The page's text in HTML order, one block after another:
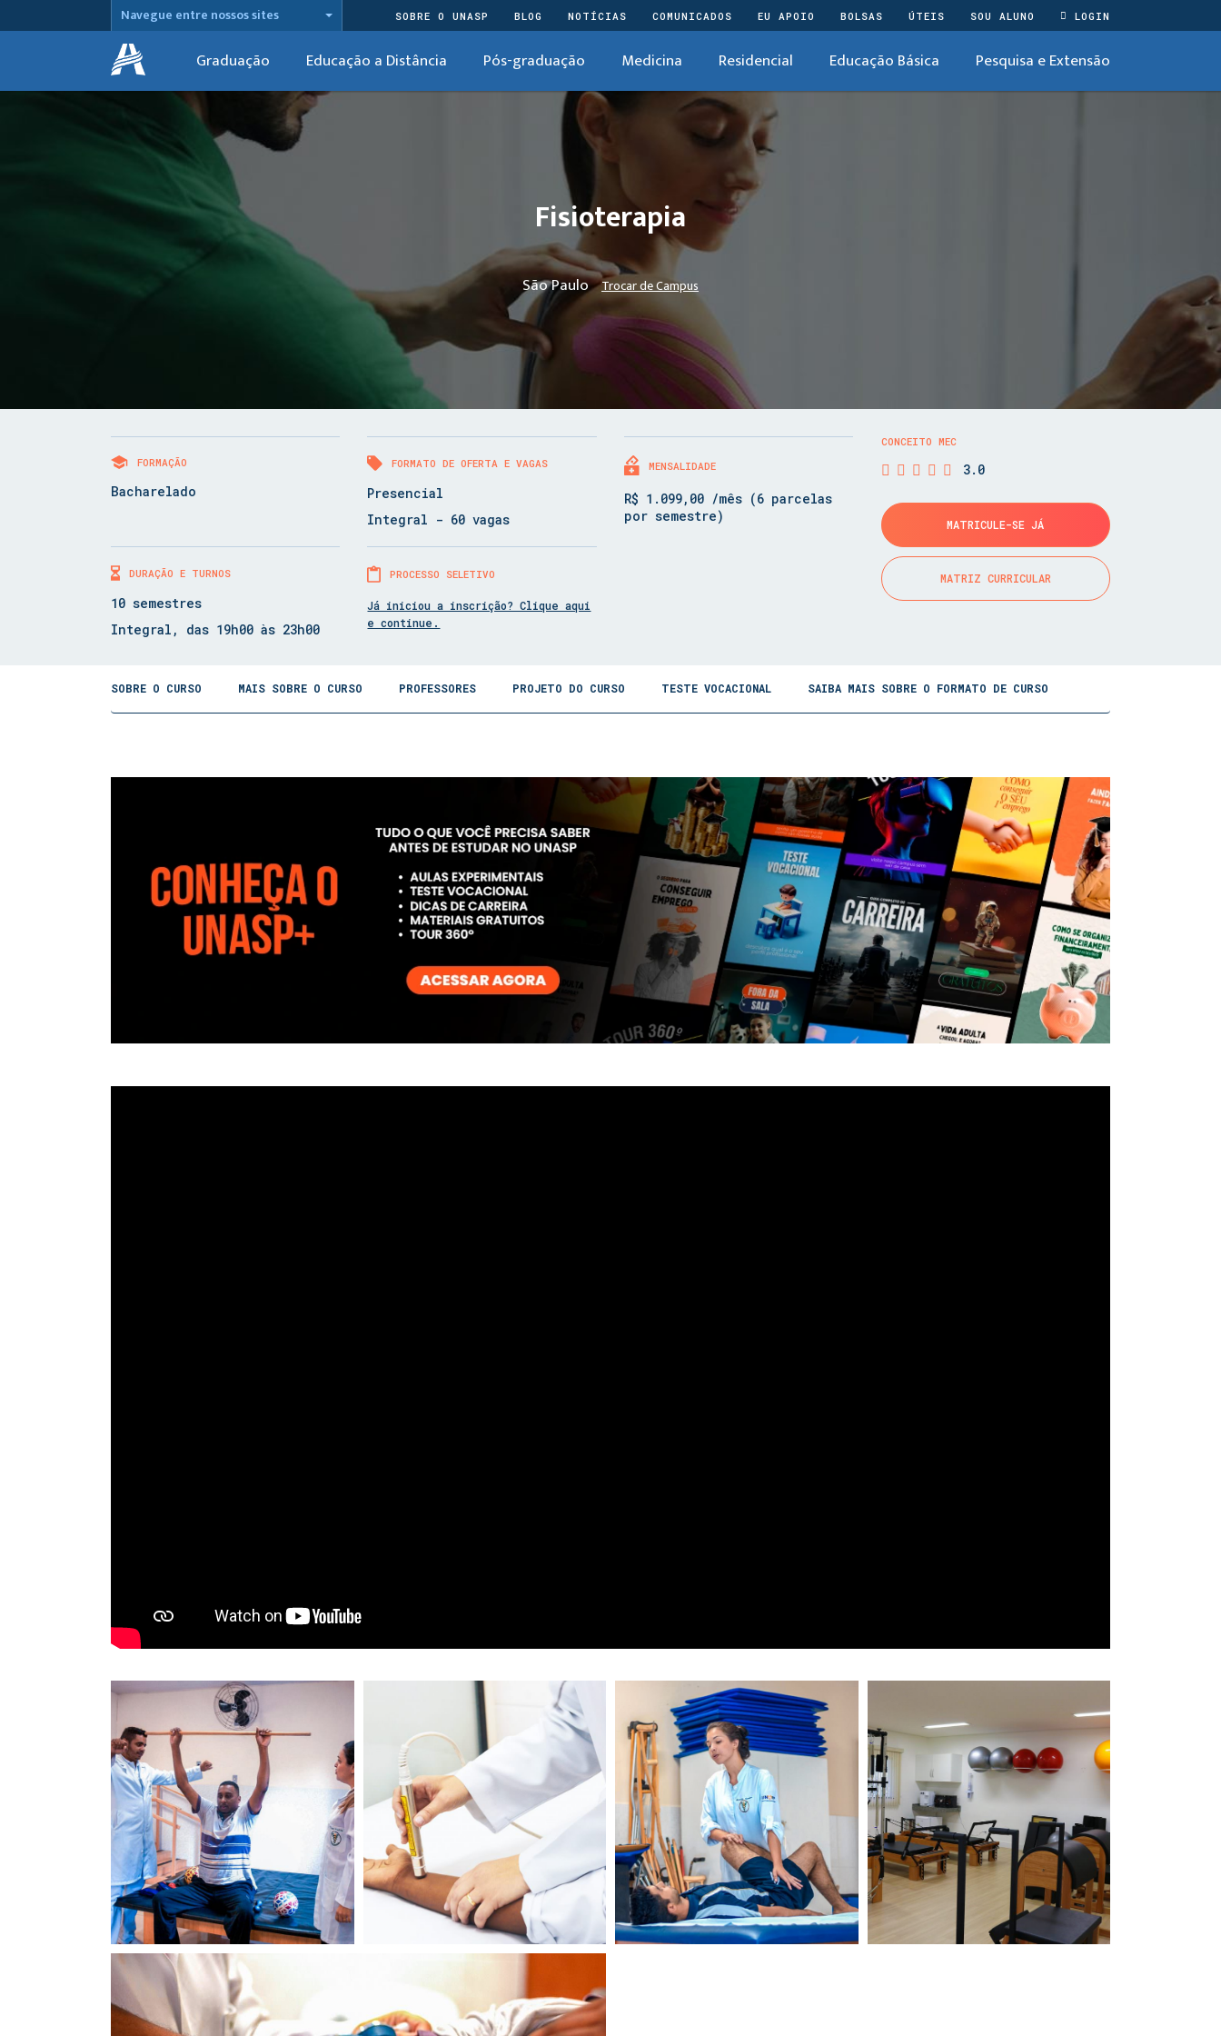
Navegue entre nossos sites SOBRE O UNASP BLOG NOTÍCIAS COMUNICADOS EU APOIO BOLSAS ÚTEIS SOU ALUNO LOGIN
Graduação Educação a Distância Pós-graduação Medicina Residencial Educação Básica Pesquisa e Extensão
Fisioterapia
São Paulo Trocar de Campus
FORMAÇÃO
Bacharelado
FORMATO DE OFERTA E VAGAS
Presencial
Integral - 60 vagas
MENSALIDADE
R$ 1.099,00 /mês (6 parcelas
por semestre)
DURAÇÃO E TURNOS
10 semestres
Integral, das 19h00 às 23h00
PROCESSO SELETIVO
Já iniciou a inscrição? Clique aqui
e continue.
CONCEITO MEC
3.0
MATRICULE-SE JÁ
MATRIZ CURRICULAR
SOBRE O CURSO MAIS SOBRE O CURSO PROFESSORES PROJETO DO CURSO TESTE VOCACIONAL SAIBA MAIS SOBRE O FORMATO DE CURSO